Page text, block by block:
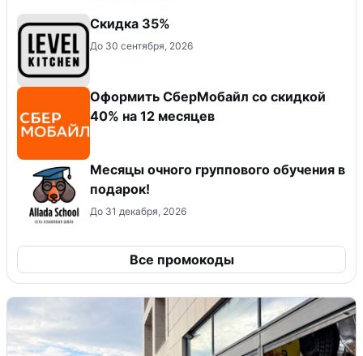
Скидка 35%
До 30 сентября, 2026
Оформить СберМобайл со скидкой
40% на 12 месяцев
Месяцы очного группового обучения в
подарок!
До 31 декабря, 2026
Все промокоды